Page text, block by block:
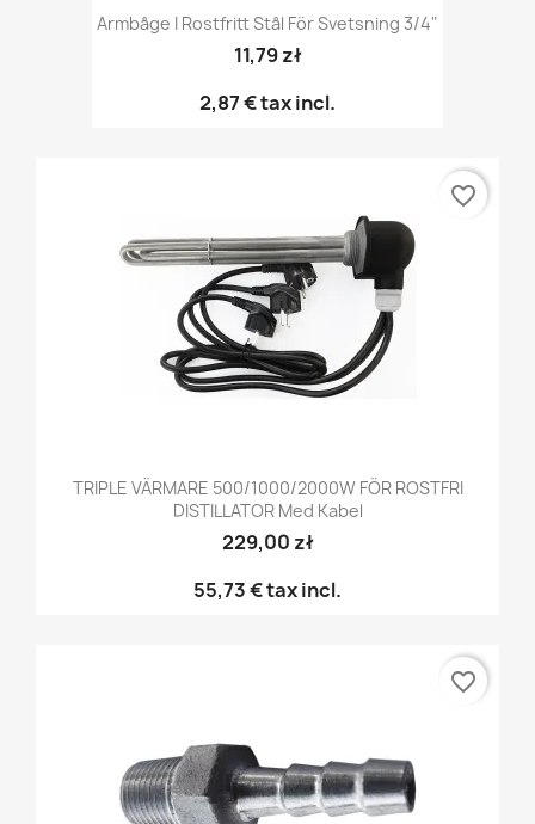
Armbåge I Rostfritt Stål För Svetsning 3/4"
11,79 zł
2,87 €tax incl.
TRIPLE VÄRMARE 500/1000/2000W FÖR ROSTFRI
DISTILLATOR Med Kabel
229,00 zł
55,73 €tax incl.
favorite_border
favorite_border